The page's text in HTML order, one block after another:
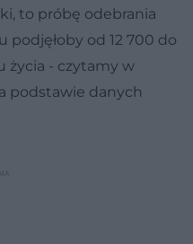
to próbę odebrania
podjęłoby od 12 700 do
życia - czytamy w
podstawie danych